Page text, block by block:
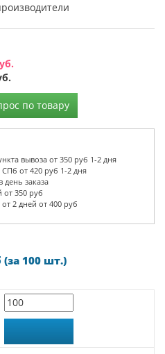
по товару
вывоза от 350 руб 1-2 дня
от 420 руб 1-2 дня
день заказа
от 350 руб
2 дней от 400 руб
(за 100 шт.)